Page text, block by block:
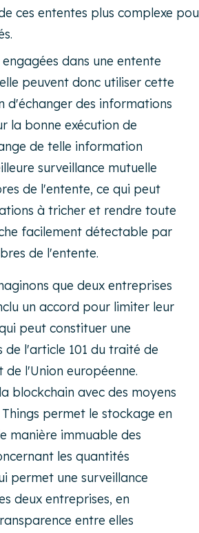
ces ententes plus complexe
dans une entente
peuvent donc utiliser cette
d'échanger des informations
la bonne exécution de
de telle information
surveillance mutuelle
de l'entente, ce qui peut
à tricher et rendre toute
facilement détectable par
de l'entente.
que deux entreprises
un accord pour limiter leur
peut constituer une
de l'article 101 du traité de
de l'Union européenne.
blockchain avec des moyens
permet le stockage en
manière immuable des
les quantités
permet une surveillance
deux entreprises, en
entre elles